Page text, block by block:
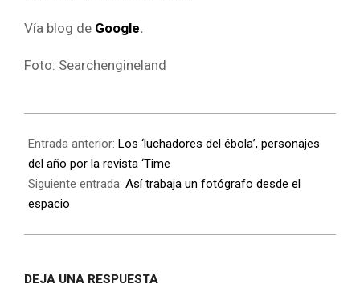
Vía blog de Google.
Foto: Searchengineland
Entrada anterior: Los ‘luchadores del ébola’, personajes
del año por la revista ‘Time
Siguiente entrada: Así trabaja un fotógrafo desde el
espacio
DEJA UNA RESPUESTA